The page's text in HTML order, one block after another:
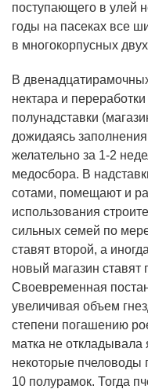
поступающего в улей
годы на пасеках все
в многокорпусных
В
нектара и
полунадставки
дожидаясь
желательно за 1-2
медосбора. В
сотами, помещают и
использования
сильных семей по
ставят второй, а
новый магазин
Своевременная
увеличивая объем
степени погашению
матка не откладывала
некоторые
10 полурамок. Тогда